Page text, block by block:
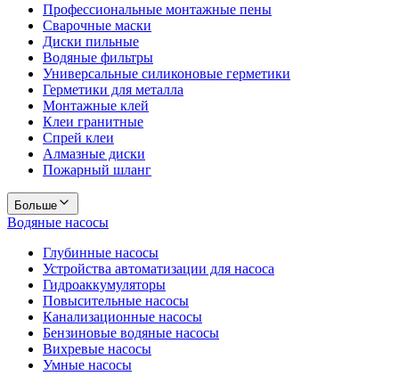
Профессиональные монтажные пены
Сварочные маски
Диски пильные
Водяные фильтры
Универсальные силиконовые герметики
Герметики для металла
Монтажные клей
Клеи гранитные
Спрей клеи
Алмазные диски
Пожарный шланг
Больше
Водяные насосы
Глубинные насосы
Устройства автоматизации для насоса
Гидроаккумуляторы
Повысительные насосы
Канализационные насосы
Бензиновые водяные насосы
Вихревые насосы
Умные насосы